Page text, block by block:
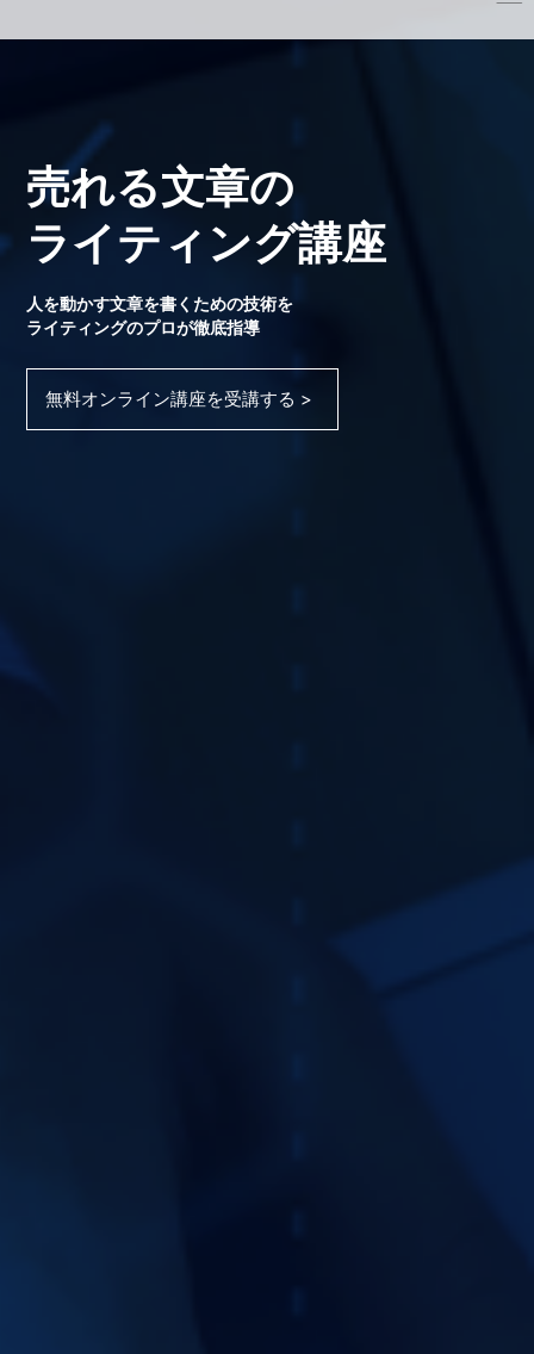
売れる文章の
ライティング講座
人を動かす文章を書くための技術を
ライティングのプロが徹底指導
無料オンライン講座を受講する >